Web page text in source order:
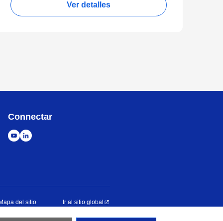
Ver detalles
Connectar
Mapa del sitio Ir al sitio global